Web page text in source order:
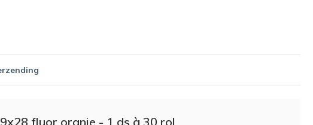
fluor oranje - 1 ds à 30 rol